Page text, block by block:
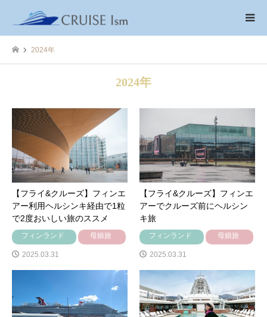
2024年
2024年
【フライ&クルーズ】フィンエ
アー利用ヘルシンキ経由で1粒
で2度おいしい旅のススメ
フィンランド 母娘旅
2025.03.31
【フライ&クルーズ】フィンエ
アーでクルーズ前にヘルシン
キ旅
フィンランド 母娘旅
2025.03.31